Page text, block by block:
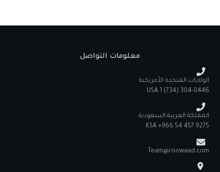
معلومات التواصل
الولايات المتحدة الأمريكية
‪USA 1 ‪(734) 304-0446‬
المملكة العربية السعودية
KSA +966 54 457 9275
Team@roowaad.com